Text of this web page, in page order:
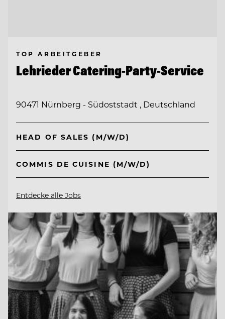
TOP ARBEITGEBER
Lehrieder Catering-Party-Service
90471 Nürnberg - Südoststadt , Deutschland
HEAD OF SALES (M/W/D)
COMMIS DE CUISINE (M/W/D)
Entdecke alle Jobs